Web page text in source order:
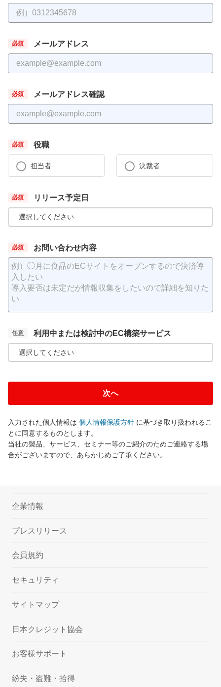
メールアドレス
メールアドレス確認
役職
担当者 決裁者
リリース予定日
選択してください
お問い合わせ内容
利用中または検討中のEC構築サービス
選択してください
次へ
入力された個人情報は 個人情報保護方針 に基づき取り扱われるこ
とに同意するものとします。
当社の製品、サービス、セミナー等のご紹介のためご連絡する場
合がございますので、あらかじめご了承ください。
企業情報
プレスリリース
会員規約
セキュリティ
サイトマップ
日本クレジット協会
お客様サポート
紛失・盗難・拾得